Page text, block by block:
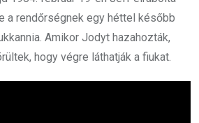
a rendőrségnek egy héttel később
Amikor Jodyt hazahozták,
hogy végre láthatják a fiukat.